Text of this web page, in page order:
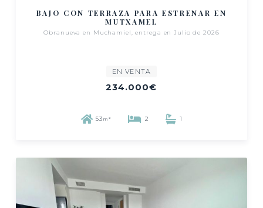
BAJO CON TERRAZA PARA ESTRENAR EN
MUTXAMEL
Obranueva en Muchamiel, entrega en Julio de 2026
EN VENTA
234.000€
53 m² 2 1